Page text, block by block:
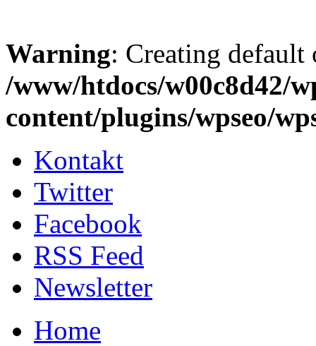
Warning: Creating
/www/htdocs/w00c8d42/
content/plugins/wpseo/
Kontakt
Twitter
Facebook
RSS Feed
Newsletter
Home